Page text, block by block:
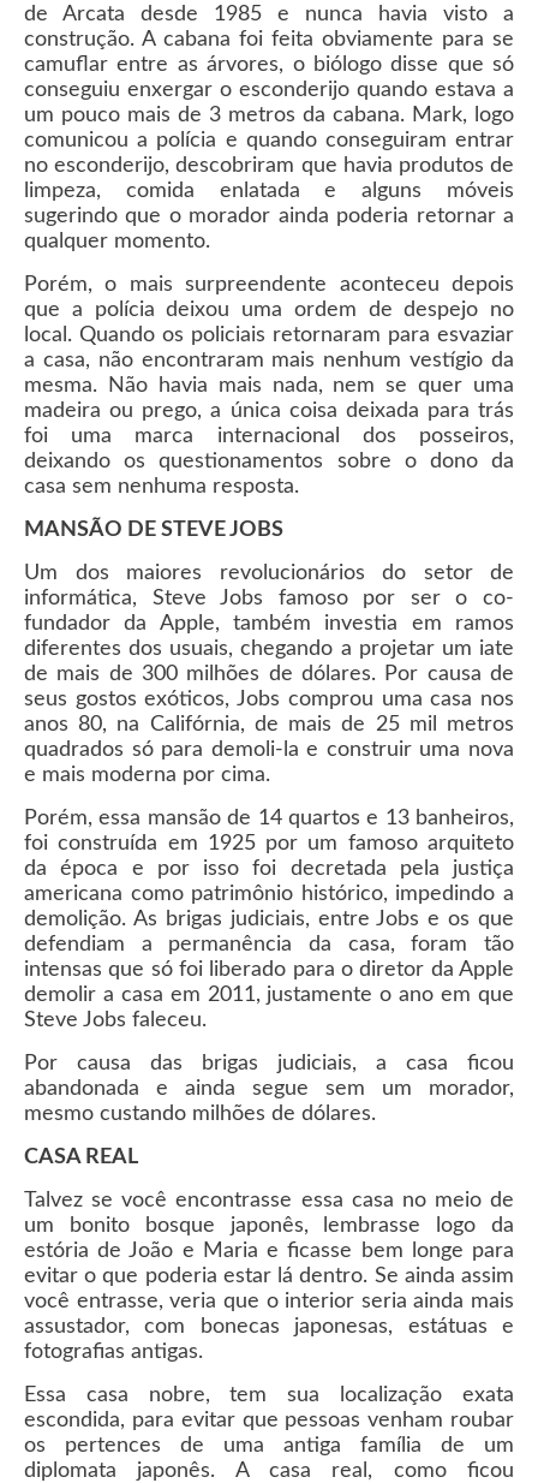
de Arcata desde 1985 e nunca havia visto a
construção. A cabana foi feita obviamente para se
camuflar entre as árvores, o biólogo disse que só
conseguiu enxergar o esconderijo quando estava a
um pouco mais de 3 metros da cabana. Mark, logo
comunicou a polícia e quando conseguiram entrar
no esconderijo, descobriram que havia produtos de
limpeza, comida enlatada e alguns móveis
sugerindo que o morador ainda poderia retornar a
qualquer momento.
Porém, o mais surpreendente aconteceu depois
que a polícia deixou uma ordem de despejo no
local. Quando os policiais retornaram para esvaziar
a casa, não encontraram mais nenhum vestígio da
mesma. Não havia mais nada, nem se quer uma
madeira ou prego, a única coisa deixada para trás
foi uma marca internacional dos posseiros,
deixando os questionamentos sobre o dono da
casa sem nenhuma resposta.
MANSÃO DE STEVE JOBS
Um dos maiores revolucionários do setor de
informática, Steve Jobs famoso por ser o co-
fundador da Apple, também investia em ramos
diferentes dos usuais, chegando a projetar um iate
de mais de 300 milhões de dólares. Por causa de
seus gostos exóticos, Jobs comprou uma casa nos
anos 80, na Califórnia, de mais de 25 mil metros
quadrados só para demoli-la e construir uma nova
e mais moderna por cima.
Porém, essa mansão de 14 quartos e 13 banheiros,
foi construída em 1925 por um famoso arquiteto
da época e por isso foi decretada pela justiça
americana como patrimônio histórico, impedindo a
demolição. As brigas judiciais, entre Jobs e os que
defendiam a permanência da casa, foram tão
intensas que só foi liberado para o diretor da Apple
demolir a casa em 2011, justamente o ano em que
Steve Jobs faleceu.
Por causa das brigas judiciais, a casa ficou
abandonada e ainda segue sem um morador,
mesmo custando milhões de dólares.
CASA REAL
Talvez se você encontrasse essa casa no meio de
um bonito bosque japonês, lembrasse logo da
estória de João e Maria e ficasse bem longe para
evitar o que poderia estar lá dentro. Se ainda assim
você entrasse, veria que o interior seria ainda mais
assustador, com bonecas japonesas, estátuas e
fotografias antigas.
Essa casa nobre, tem sua localização exata
escondida, para evitar que pessoas venham roubar
os pertences de uma antiga família de um
diplomata japonês. A casa real, como ficou